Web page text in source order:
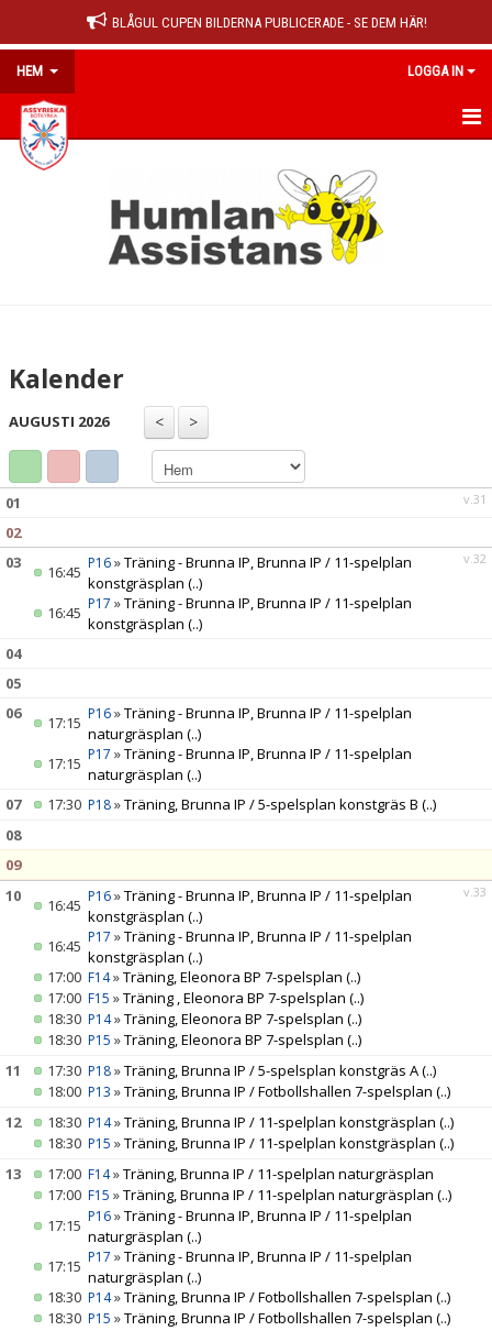
BLÅGUL CUPEN BILDERNA PUBLICERADE - SE DEM HÄR!
HEM LOGGA IN
HEM
DOKUMENT
VÅRA LAG/LEDARE
KONTAKT
Kalender
AUGUSTI 2026
v.31
01
02
v.32
03 16:45 P16»Träning - Brunna IP, Brunna IP / 11-spelplan
konstgräsplan (..)
16:45 P17 »Träning - Brunna IP, Brunna IP / 11-spelplan
konstgräsplan (..)
04
05
06
17:15 P16»Träning - Brunna IP, Brunna IP / 11-spelplan
naturgräsplan (..)
17:15 P17 »Träning - Brunna IP, Brunna IP / 11-spelplan
naturgräsplan (..)
07
17:30 P18»Träning, Brunna IP / 5-spelsplan konstgräs B (..)
08
09
v.33
10 16:45 P16»Träning - Brunna IP, Brunna IP / 11-spelplan
konstgräsplan (..)
16:45 P17 »Träning - Brunna IP, Brunna IP / 11-spelplan
konstgräsplan (..)
17:00 F14»Träning, Eleonora BP 7-spelsplan (..)
17:00 F15 »Träning , Eleonora BP 7-spelsplan (..)
18:30 P14»Träning, Eleonora BP 7-spelsplan (..)
18:30 P15 »Träning, Eleonora BP 7-spelsplan (..)
11
17:30 P18»Träning, Brunna IP / 5-spelsplan konstgräs A(..)
18:00 P13 »Träning, Brunna IP / Fotbollshallen 7-spelsplan (..)
12
18:30 P14»Träning, Brunna IP / 11-spelplan konstgräsplan (..)
18:30 P15 »Träning, Brunna IP / 11-spelplan konstgräsplan (..)
13
17:00 F14»Träning, Brunna IP / 11-spelplan naturgräsplan
17:00 F15 »Träning, Brunna IP / 11-spelplan naturgräsplan (..)
17:15 P16»Träning - Brunna IP, Brunna IP / 11-spelplan
naturgräsplan (..)
17:15 P17 »Träning - Brunna IP, Brunna IP / 11-spelplan
naturgräsplan (..)
18:30 P14»Träning, Brunna IP / Fotbollshallen 7-spelsplan (..)
18:30 P15 »Träning, Brunna IP / Fotbollshallen 7-spelsplan (..)